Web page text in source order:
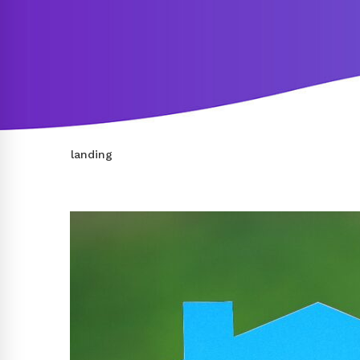
landing